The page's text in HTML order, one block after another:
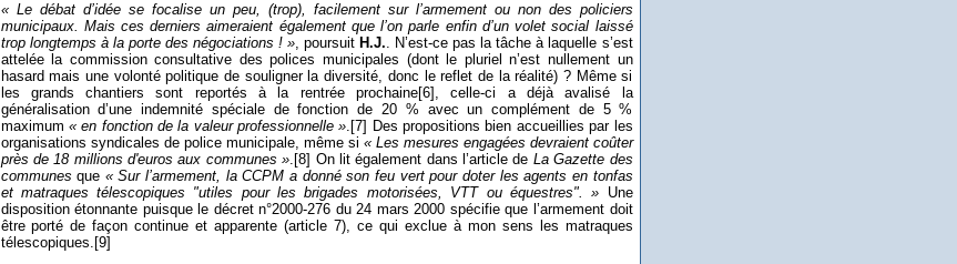
« Le débat d’idée se focalise un peu, (trop), facilement sur l’armement ou non des policiers
municipaux. Mais ces derniers aimeraient également que l’on parle enfin d’un volet social laissé
trop longtemps à la porte des négociations ! », poursuit H.J.. N’est-ce pas la tâche à laquelle s’est
attelée la commission consultative des polices municipales (dont le pluriel n’est nullement un
hasard mais une volonté politique de souligner la diversité, donc le reflet de la réalité) ? Même si
les grands chantiers sont reportés à la rentrée prochaine[6] , celle-ci a déjà avalisé la
généralisation d’une indemnité spéciale de fonction de 20 % avec un complément de 5 %
maximum « en fonction de la valeur professionnelle ». [7] Des propositions bien accueillies par les
organisations syndicales de police municipale, même si « Les mesures engagées devraient coûter
près de 18 millions d'euros aux communes ». [8] On lit également dans l’article de La Gazette des
communes que « Sur l’armement, la CCPM a donné son feu vert pour doter les agents en tonfas
et matraques télescopiques "utiles pour les brigades motorisées, VTT ou équestres". » Une
disposition étonnante puisque le décret n°2000-276 du 24 mars 2000 spécifie que l’armement doit
être porté de façon continue et apparente (article 7), ce qui exclue à mon sens les matraques
télescopiques. [9]